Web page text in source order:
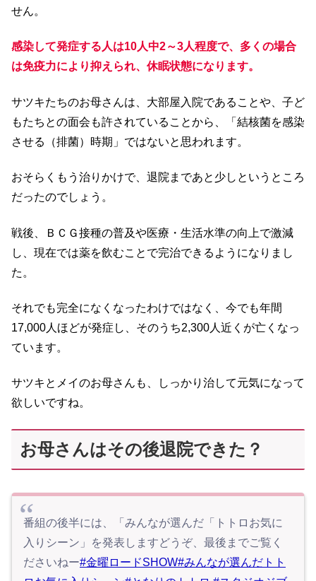
せん。
感染して発症する人は10人中2～3人程度で、多くの場合
は免疫力により抑えられ、休眠状態になります。
サツキたちのお母さんは、大部屋入院であることや、子ど
もたちとの面会も許されていることから、「結核菌を感染
させる（排菌）時期」ではないと思われます。
おそらくもう治りかけで、退院まであと少しというところ
だったのでしょう。
戦後、ＢＣＧ接種の普及や医療・生活水準の向上で激減
し、現在では薬を飲むことで完治できるようになりまし
た。
それでも完全になくなったわけではなく、今でも年間
17,000人ほどが発症し、そのうち2,300人近くが亡くなっ
ています。
サツキとメイのお母さんも、しっかり治して元気になって
欲しいですね。
お母さんはその後退院できた？
番組の後半には、「みんなが選んだ「トトロお気に
入りシーン」を発表しますどうぞ、最後までご覧く
ださいねー#金曜ロードSHOW#みんなが選んだトト